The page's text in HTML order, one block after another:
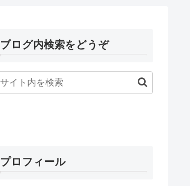
ブログ内検索をどうぞ
プロフィール